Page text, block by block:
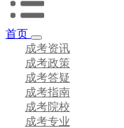
首页
成考资讯
成考政策
成考答疑
成考指南
成考院校
成考专业